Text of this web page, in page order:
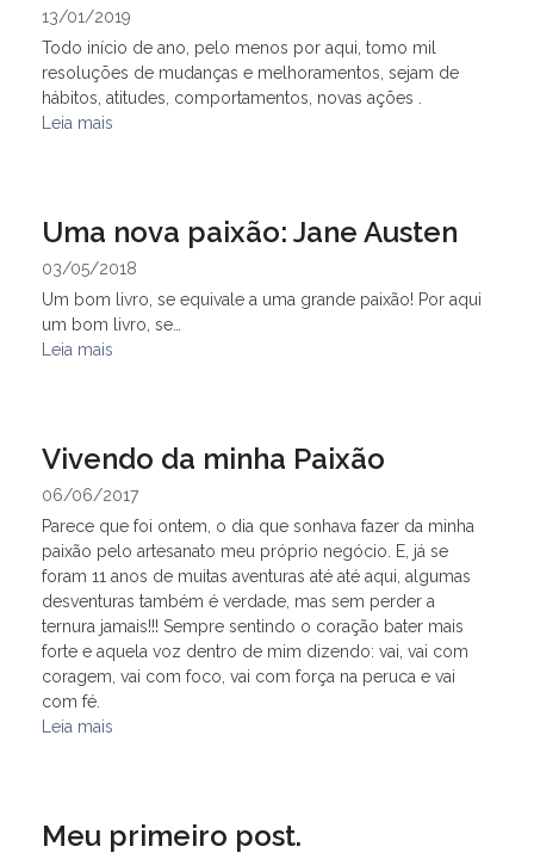
13/01/2019
Todo início de ano, pelo menos por aqui, tomo mil
resoluções de mudanças e melhoramentos, sejam de
hábitos, atitudes, comportamentos, novas ações .
Leia mais
Uma nova paixão: Jane Austen
03/05/2018
Um bom livro, se equivale a uma grande paixão! Por aqui
um bom livro, se…
Leia mais
Vivendo da minha Paixão
06/06/2017
Parece que foi ontem, o dia que sonhava fazer da minha
paixão pelo artesanato meu próprio negócio. E, já se
foram 11 anos de muitas aventuras até até aqui, algumas
desventuras também é verdade, mas sem perder a
ternura jamais!!! Sempre sentindo o coração bater mais
forte e aquela voz dentro de mim dizendo: vai, vai com
coragem, vai com foco, vai com força na peruca e vai
com fé.
Leia mais
Meu primeiro post.